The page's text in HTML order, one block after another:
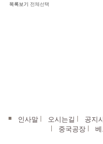
목록보기 전체선택
■ 인사말 | 오시는길 | 공지
| 중국공장 |